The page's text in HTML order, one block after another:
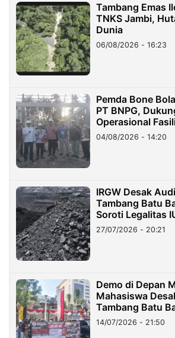
Tambang Emas
TNKS Jambi,
Dunia
06/08/2026 - 16:23
Pemda Bone
PT BNPG,
Operasional
04/08/2026 - 14:20
IRGW Desak
Tambang Batu
Soroti Legalitas
Stockpile
27/07/2026 - 20:21
Demo di Depan
Mahasiswa
Tambang Batu
Lampung
14/07/2026 - 21:50